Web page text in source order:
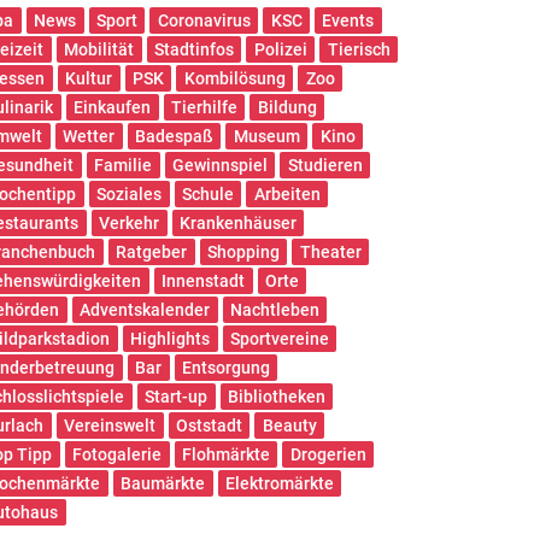
News Sport Coronavirus KSC
Events
Mobilität Stadtinfos Polizei
Tierisch
Kultur PSK Kombilösung
Zoo
Einkaufen Tierhilfe
Bildung
Wetter Badespaß Museum
Kino
Familie Gewinnspiel
Studieren
Soziales Schule
Arbeiten
Verkehr
Krankenhäuser
Ratgeber Shopping
Theater
Innenstadt
Orte
Adventskalender
Nachtleben
Highlights
Sportvereine
Bar
Entsorgung
Start-up
Bibliotheken
Vereinswelt Oststadt
Beauty
Tipp
Fotogalerie Flohmärkte
Drogerien
Baumärkte
Elektromärkte